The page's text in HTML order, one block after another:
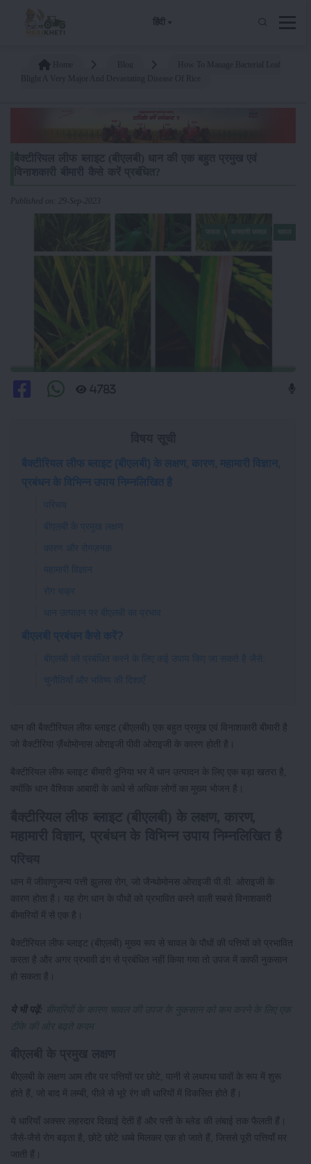
हिंदी
Published on: 29-Sep-2023
4783
बैक्टीरियल लीफ ब्लाइट (बीएलबी) के लक्षण, कारण, महामारी विज्ञान,
प्रबंधन के विभिन्न उपाय निम्नलिखित है
परिचय
बीएलबी के प्रमुख लक्षण
कारण और रोगज़नक़
महामारी विज्ञान
रोग चक्र
धान उत्पादन पर बीएलबी का प्रभाव
बीएलबी प्रबंधन कैसे करें?
बीएलबी को प्रबंधित करने के लिए कई उपाय किए जा सकते है जैसे:
चुनौतियाँ और भविष्य की दिशाएँ
धान की बैक्टीरियल लीफ ब्लाइट (बीएलबी) एक बहुत प्रमुख एवं विनाशकारी बीमारी है
जो बैक्टीरिया ज़ैंथोमोनास ओराइजी पीवी ओराइजी के कारण होती है।
बैक्टीरियल लीफ ब्लाइट बीमारी दुनिया भर में धान उत्पादन के लिए एक बड़ा खतरा है,
क्योंकि धान वैश्विक आबादी के आधे से अधिक लोगों का मुख्य भोजन है।
धान में जीवाणुजन्य पत्ती झुलसा रोग, जो जैन्थोमोनस ओराइजी पी.वी. ओराइजी के
कारण होता है। यह रोग धान के पौधों को प्रभावित करने वाली सबसे विनाशकारी
बीमारियों में से एक है।
बैक्टीरियल लीफ ब्लाइट (बीएलबी) मुख्य रूप से चावल के पौधों की पत्तियों को प्रभावित
करता है और अगर प्रभावी ढंग से प्रबंधित नहीं किया गया तो उपज में काफी नुकसान
हो सकता है।
ये भी पढ़ें:
बीमारियों के कारण चावल की उपज के नुकसान को कम करने के लिए एक
टीके की ओर बढ़ते कदम
बीएलबी के लक्षण आम तौर पर पत्तियों पर छोटे, पानी से लथपथ घावों के रूप में शुरू
होते हैं, जो बाद में लम्बी, पीले से भूरे रंग की धारियों में विकसित होते हैं।
ये धारियाँ अक्सर लहरदार दिखाई देती हैं और पत्ती के ब्लेड की लंबाई तक फैलती हैं।
जैसे-जैसे रोग बढ़ता है, छोटे छोटे धब्बे मिलकर एक हो जाते हैं, जिससे पूरी पत्तियाँ मर
जाती हैं।